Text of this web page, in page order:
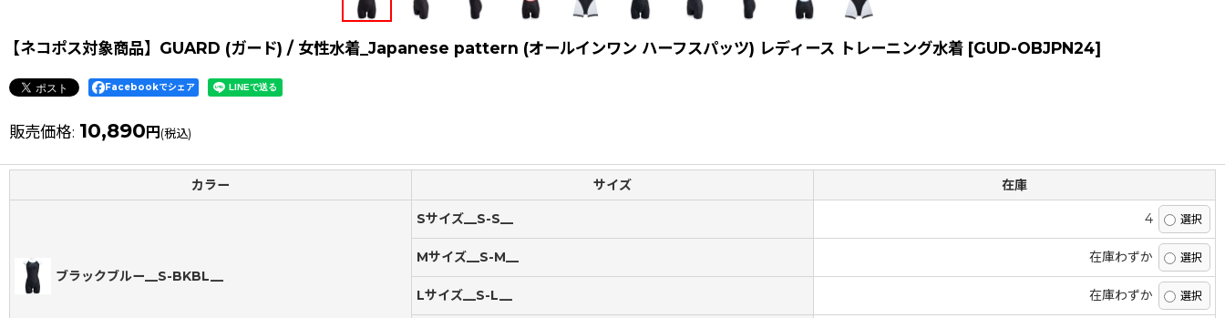
【ネコポス対象商品】GUARD (ガード) / 女性水着_Japanese pattern (オールインワン ハーフスパッツ) レディース トレーニング水着 [GUD-OBJPN24]
Facebookでシェア
販売価格: 10,890 円 (税込)
カラー サイズ 在庫
ブラックブルー__S-BKBL__
Sサイズ__S-S__ 4
Mサイズ__S-M__ 在庫わずか
Lサイズ__S-L__ 在庫わずか